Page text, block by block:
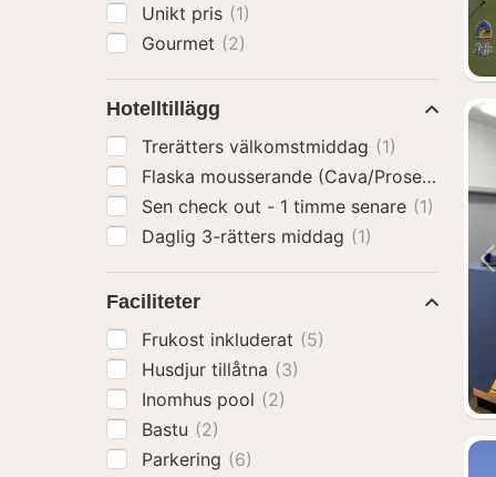
Unikt pris (1)
Gourmet (2)
Hotelltillägg
Trerätters välkomstmiddag (1)
Flaska mousserande (Cava/Prosecco)
Sen check out - 1 timme senare (1)
Daglig 3-rätters middag (1)
Faciliteter
Frukost inkluderat (5)
Husdjur tillåtna (3)
Inomhus pool (2)
Bastu (2)
Parkering (6)